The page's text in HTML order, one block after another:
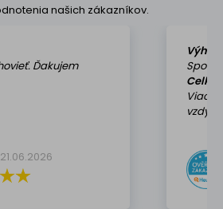
našich zákazníkov.
Ďakujem
21.06.2026
vzdy k